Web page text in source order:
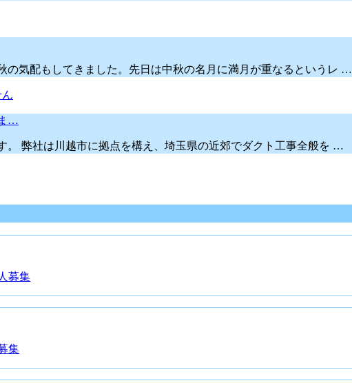
の気配もしてきました。先日は中秋の名月に満月が重なるというレ …
…
。 弊社は川越市に拠点を構え、埼玉県の近郊でダクト工事全般を …
募集
集